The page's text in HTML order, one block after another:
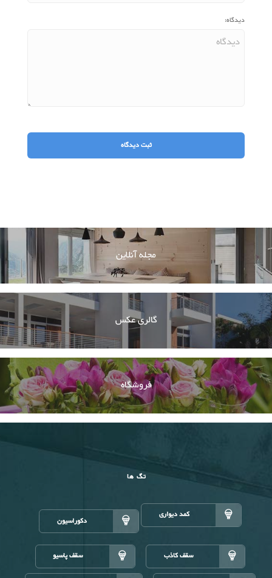
دیدگاه:
مجله آنلاین
گالری عکس
فروشگاه
تگ ها
کمد دیواری دکوراسیون
سقف کاذب سقف پاسیو